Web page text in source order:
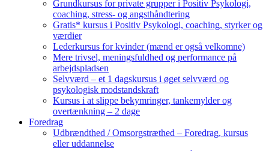
Grundkursus for private grupper i Positiv Psykologi,
coaching, stress- og angsthåndtering
Gratis* kursus i Positiv Psykologi, coaching, styrker og
værdier
Lederkursus for kvinder (mænd er også velkomne)
Mere trivsel, meningsfuldhed og performance på
arbejdspladsen
Selvværd – et 1 dagskursus i øget selvværd og
psykologisk modstandskraft
Kursus i at slippe bekymringer, tankemylder og
overtænkning – 2 dage
Foredrag
Udbrændthed / Omsorgstræthed – Foredrag, kursus
eller uddannelse